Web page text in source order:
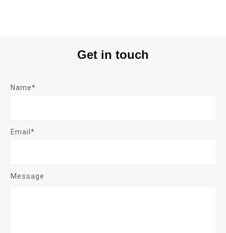
Get in touch
Name*
Email*
Message